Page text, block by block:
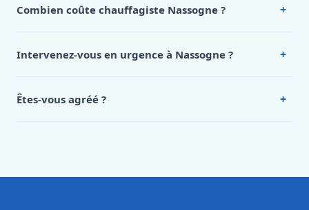
Combien coûte chauffagiste Nassogne ? +
Nassogne, appelez le 0472 53 24 26.
Intervenez-vous en urgence à Nassogne ? +
Êtes-vous agréé ? +